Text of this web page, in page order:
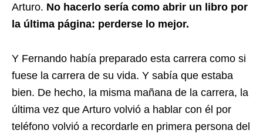
Arturo. No hacerlo sería como abrir un libro por
la última página: perderse lo mejor.
Y Fernando había preparado esta carrera como si
fuese la carrera de su vida. Y sabía que estaba
bien. De hecho, la misma mañana de la carrera, la
última vez que Arturo volvió a hablar con él por
teléfono volvió a recordarle en primera persona del